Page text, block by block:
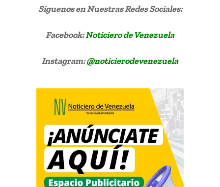
Síguenosen Nuestras Redes Sociales:
Facebook:Noticiero de Venezuela
Instagram:@noticierodevenezuela